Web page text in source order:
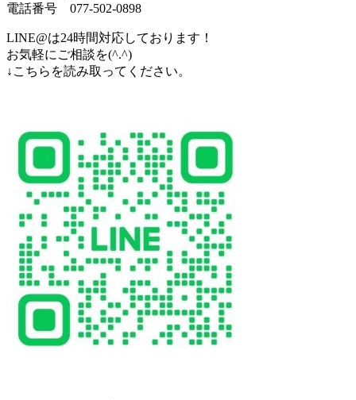
電話番号 077-502-0898
LINE@は24時間対応しております！
お気軽にご相談を(^.^)
↓こちらを読み取ってください。